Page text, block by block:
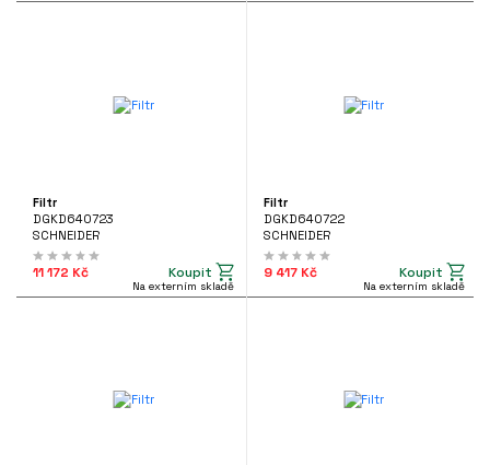
Filtr
DGKD640723
SCHNEIDER
11 172 Kč Koupit
Na externím skladě
Filtr
DGKD640722
SCHNEIDER
9 417 Kč Koupit
Na externím skladě